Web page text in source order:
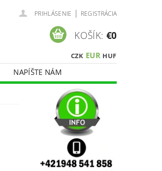
PRIHLÁSENIE | REGISTRÁCIA
CZK EUR HUF
KOŠÍK: €0
NAPÍŠTE NÁM